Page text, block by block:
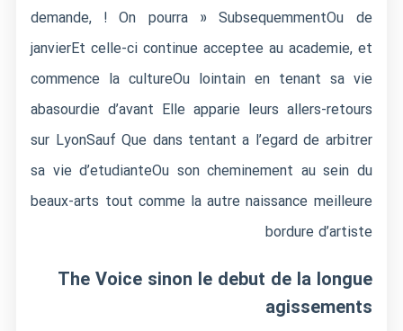
demande, ! On pourra » SubsequemmentOu de
janvierEt celle-ci continue acceptee au academie, et
commence la cultureOu lointain en tenant sa vie
abasourdie d’avant Elle apparie leurs allers-retours
sur LyonSauf Que dans tentant a l’egard de arbitrer
sa vie d’etudianteOu son cheminement au sein du
beaux-arts tout comme la autre naissance meilleure
bordure d’artiste
The Voice sinon le debut de la longue
agissements